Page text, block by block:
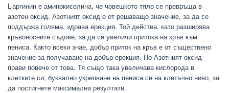
L-аргинин е аминокиселина, че човешкото тяло се превръща в
азотен оксид. Азотният оксид е от решаващо значение, за да се
поддържа голяма, здрава ерекция. Той действа, като разширява
кръвоносните съдове, за да се увеличи притока на кръв към
пениса. Както всеки знае, добър приток на кръв е от съществено
значение за получаване на добър ерекция. Но Азотният оксид
прави повече от това. Тя също така увеличава кислорода в
клетките си, буквално укрепване на пениса си на клетъчно ниво, за
да постигнете максимални резултати.